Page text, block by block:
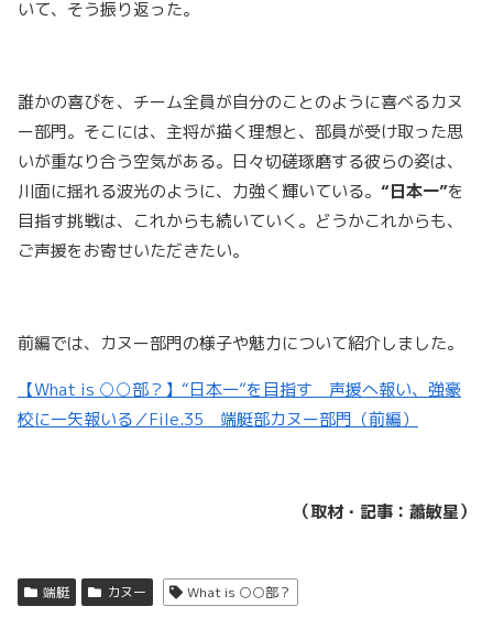
いて、そう振り返った。
誰かの喜びを、チーム全員が自分のことのように喜べるカヌ
ー部門。そこには、主将が描く理想と、部員が受け取った思
いが重なり合う空気がある。日々切磋琢磨する彼らの姿は、
川面に揺れる波光のように、力強く輝いている。 “日本一”を
目指す挑戦は、これからも続いていく。どうかこれからも、
ご声援をお寄せいただきたい。
前編では、カヌー部門の様子や魅力について紹介しました。
【What is ○○部？】“日本一”を目指す 声援へ報い、強豪
校に一矢報いる／File.35 端艇部カヌー部門（前編）
（取材・記事：蕭敏星）
端艇 カヌー What is ○○部？